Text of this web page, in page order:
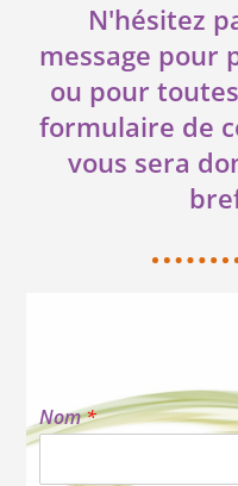
N'hésitez
message pour
ou pour
formulaire de
vous sera
Nom*